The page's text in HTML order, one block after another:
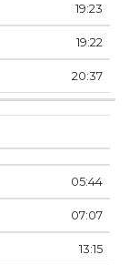
19:23
19:22
20:37
05:44
07:07
13:15